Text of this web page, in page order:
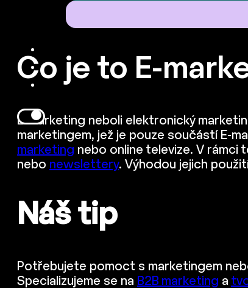
Co je to E-
E-marketing neboli elektronický
marketingem, jež je pouze součástí E-
marketing nebo online televize. V rámci
nebo newslettery. Výhodou jejich
Náš tip
Potřebujete pomoct s marketingem
Specializujeme se na B2B marketing a